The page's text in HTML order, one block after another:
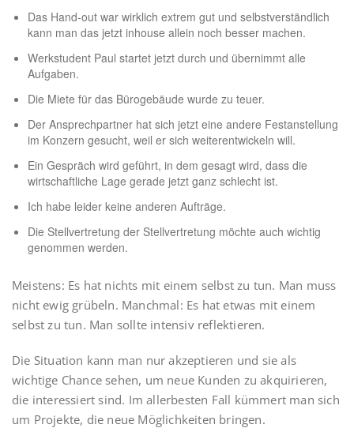
Das Hand-out war wirklich extrem gut und selbstverständlich
kann man das jetzt inhouse allein noch besser machen.
Werkstudent Paul startet jetzt durch und übernimmt alle
Aufgaben.
Die Miete für das Bürogebäude wurde zu teuer.
Der Ansprechpartner hat sich jetzt eine andere Festanstellung
im Konzern gesucht, weil er sich weiterentwickeln will.
Ein Gespräch wird geführt, in dem gesagt wird, dass die
wirtschaftliche Lage gerade jetzt ganz schlecht ist.
Ich habe leider keine anderen Aufträge.
Die Stellvertretung der Stellvertretung möchte auch wichtig
genommen werden.
Meistens: Es hat nichts mit einem selbst zu tun. Man muss
nicht ewig grübeln. Manchmal: Es hat etwas mit einem
selbst zu tun. Man sollte intensiv reflektieren.
Die Situation kann man nur akzeptieren und sie als
wichtige Chance sehen, um neue Kunden zu akquirieren,
die interessiert sind. Im allerbesten Fall kümmert man sich
um Projekte, die neue Möglichkeiten bringen.